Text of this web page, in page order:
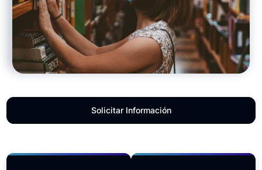
Solicitar Información